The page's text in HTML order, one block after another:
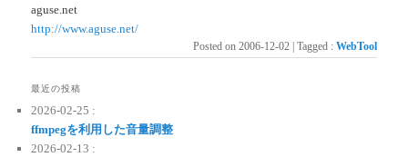
aguse.net
http://www.aguse.net/
Posted on 2006-12-02 | Tagged : WebTool
最近の投稿
2026-02-25 :
ffmpegを利用した音量調整
2026-02-13 :